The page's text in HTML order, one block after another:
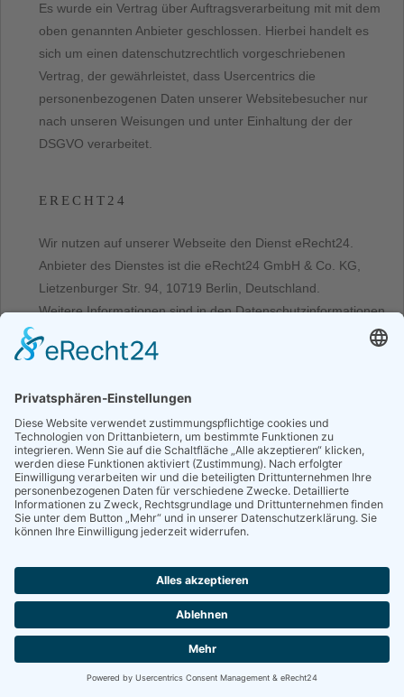
Es wurde ein Vertrag über Auftragsverarbeitung mit mit dem
oben genannten Anbieter geschlossen. Hierbei handelt es
sich um einen datenschutzrechtlich vorgeschriebenen
Vertrag, der gewährleistet, dass Usercentrics die
personenbezogenen Daten unserer Websitebesucher nur
nach unseren Weisungen und unter Einhaltung der der
DSGVO verarbeitet.
ERECHT24
Wir nutzen auf unserer Webseite den Dienst eRecht24.
Anbieter des Dienstes ist die eRecht24 GmbH & Co. KG,
Lietzenburger Str. 94, 10719 Berlin, Deutschland.
Weitere Informationen sind in den Datenschutzinformationen
des Anbieters unter folgender URL zu finden:
https://www.e-
recht24.de/datenschutzerklaerung.html
Weitergabe von Daten
Personenbezogene Daten werden an Dritte übermittelt, wenn
- nach Art. 6 Abs. 1 Satz 1 Buchst. a) DSGVO durch die
betroffene Person ausdrücklich dazu eingewilligt wurde,
- die Weitergabe nach Art. 6 Abs. 1 Satz 1 Buchst. f) DSGVO
Rechtsansprüchen erforderlich ist und kein Grund zur
Annahme besteht, dass die betroffene Person ein
überwiegendes schutzwürdiges Interesse an der
Nichtweitergabe ihrer Daten hat,
- für die Datenübermittlung nach Art. 6 Abs. 1 Satz 1 Buchst.
c) DSGVO eine gesetzliche Verpflichtung besteht, und/oder